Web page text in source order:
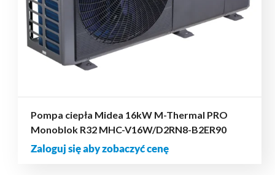
Pompa ciepła Midea 16kW M-Thermal PRO
Monoblok R32 MHC-V16W/D2RN8-B2ER90
Zaloguj się aby zobaczyć cenę